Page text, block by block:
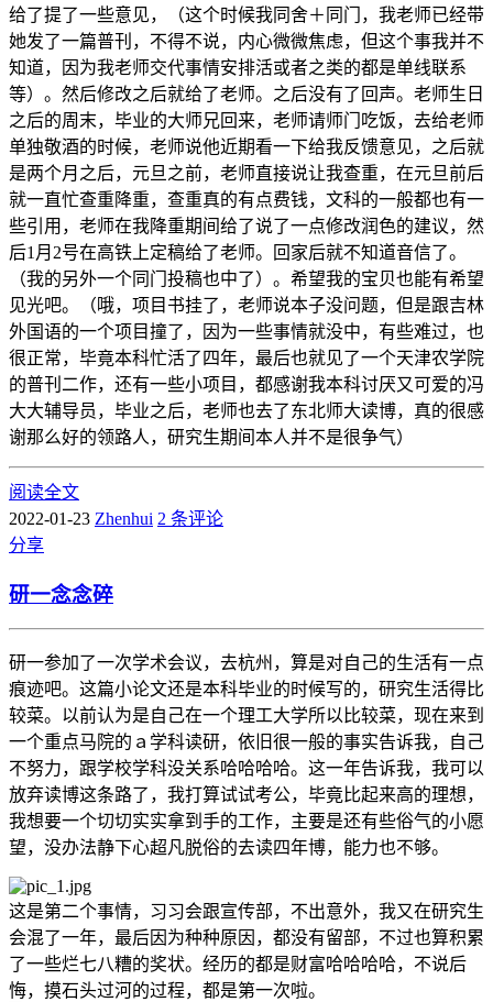
给了提了一些意见，（这个时候我同舍＋同门，我老师已经带
她发了一篇普刊，不得不说，内心微微焦虑，但这个事我并不
知道，因为我老师交代事情安排活或者之类的都是单线联系
等）。然后修改之后就给了老师。之后没有了回声。老师生日
之后的周末，毕业的大师兄回来，老师请师门吃饭，去给老师
单独敬酒的时候，老师说他近期看一下给我反馈意见，之后就
是两个月之后，元旦之前，老师直接说让我查重，在元旦前后
就一直忙查重降重，查重真的有点费钱，文科的一般都也有一
些引用，老师在我降重期间给了说了一点修改润色的建议，然
后1月2号在高铁上定稿给了老师。回家后就不知道音信了。
（我的另外一个同门投稿也中了）。希望我的宝贝也能有希望
见光吧。（哦，项目书挂了，老师说本子没问题，但是跟吉林
外国语的一个项目撞了，因为一些事情就没中，有些难过，也
很正常，毕竟本科忙活了四年，最后也就见了一个天津农学院
的普刊二作，还有一些小项目，都感谢我本科讨厌又可爱的冯
大大辅导员，毕业之后，老师也去了东北师大读博，真的很感
谢那么好的领路人，研究生期间本人并不是很争气）
阅读全文
2022-01-23 Zhenhui 2 条评论
分享
研一念念碎
研一参加了一次学术会议，去杭州，算是对自己的生活有一点
痕迹吧。这篇小论文还是本科毕业的时候写的，研究生活得比
较菜。以前认为是自己在一个理工大学所以比较菜，现在来到
一个重点马院的ａ学科读研，依旧很一般的事实告诉我，自己
不努力，跟学校学科没关系哈哈哈哈。这一年告诉我，我可以
放弃读博这条路了，我打算试试考公，毕竟比起来高的理想，
我想要一个切切实实拿到手的工作，主要是还有些俗气的小愿
望，没办法静下心超凡脱俗的去读四年博，能力也不够。
这是第二个事情，习习会跟宣传部，不出意外，我又在研究生
会混了一年，最后因为种种原因，都没有留部，不过也算积累
了一些烂七八糟的奖状。经历的都是财富哈哈哈哈，不说后
悔，摸石头过河的过程，都是第一次啦。